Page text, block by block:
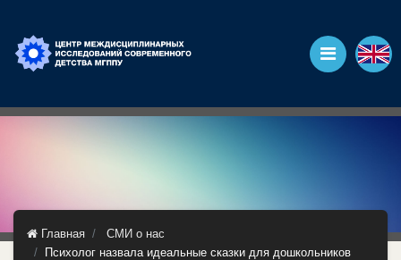
Главная
СМИ о нас
Психолог назвала идеальные сказки для дошкольников